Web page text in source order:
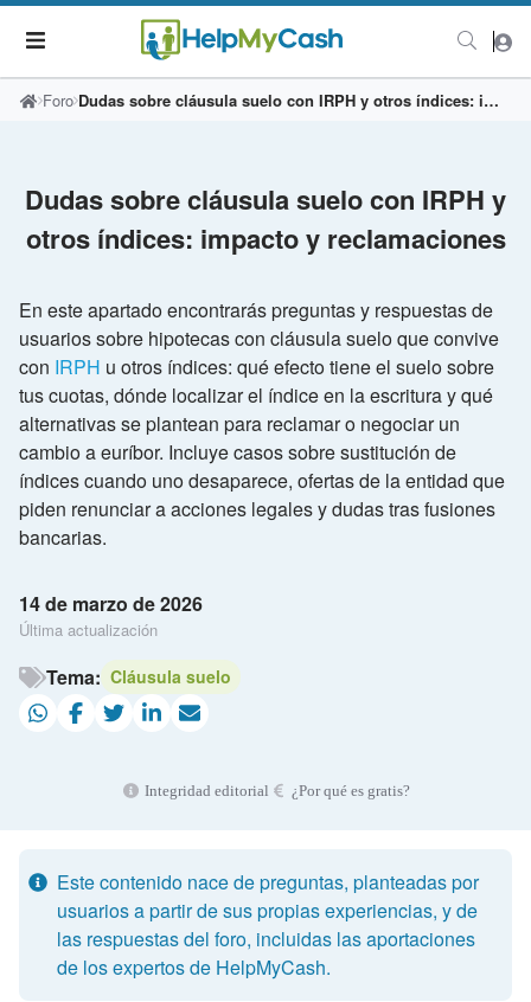
Foro Dudas sobre cláusula suelo con IRPH y otros índices: impacto y reclamaciones
Dudas sobre cláusula suelo con IRPH y
otros índices: impacto y reclamaciones
En este apartado encontrarás preguntas y respuestas de
usuarios sobre hipotecas con cláusula suelo que convive
con IRPH u otros índices: qué efecto tiene el suelo sobre
tus cuotas, dónde localizar el índice en la escritura y qué
alternativas se plantean para reclamar o negociar un
cambio a euríbor. Incluye casos sobre sustitución de
índices cuando uno desaparece, ofertas de la entidad que
piden renunciar a acciones legales y dudas tras fusiones
bancarias.
14 de marzo de 2026
Última actualización
Tema: Cláusula suelo
Integridad editorial ¿Por qué es gratis?
Este contenido nace de preguntas, planteadas por
usuarios a partir de sus propias experiencias, y de
las respuestas del foro, incluidas las aportaciones
de los expertos de HelpMyCash.